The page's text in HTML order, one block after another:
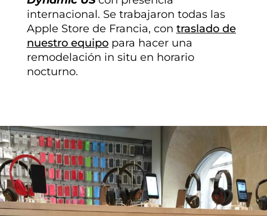
internacional. Se trabajaron todas las
Apple Store de Francia, con traslado de
nuestro equipopara hacer una
remodelación in situ en horario
nocturno.